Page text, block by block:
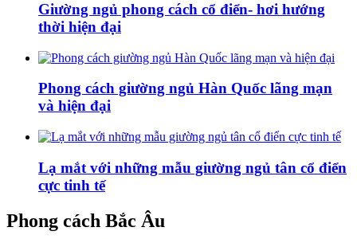
Giường ngủ phong cách cổ điển- hơi hướng
thời hiện đại
Phong cách giường ngủ Hàn Quốc lãng mạn
và hiện đại
Lạ mắt với những mẫu giường ngủ tân cổ điển
cực tinh tế
Phong cách Bắc Âu